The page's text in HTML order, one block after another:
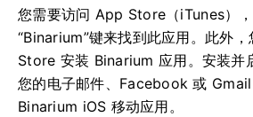
您需要访问 App Store（iTunes）
“Binarium”键来找到此应用。此外
Store 安装 Binarium 应用。安装并
您的电子邮件、Facebook 或
Binarium iOS 移动应用。